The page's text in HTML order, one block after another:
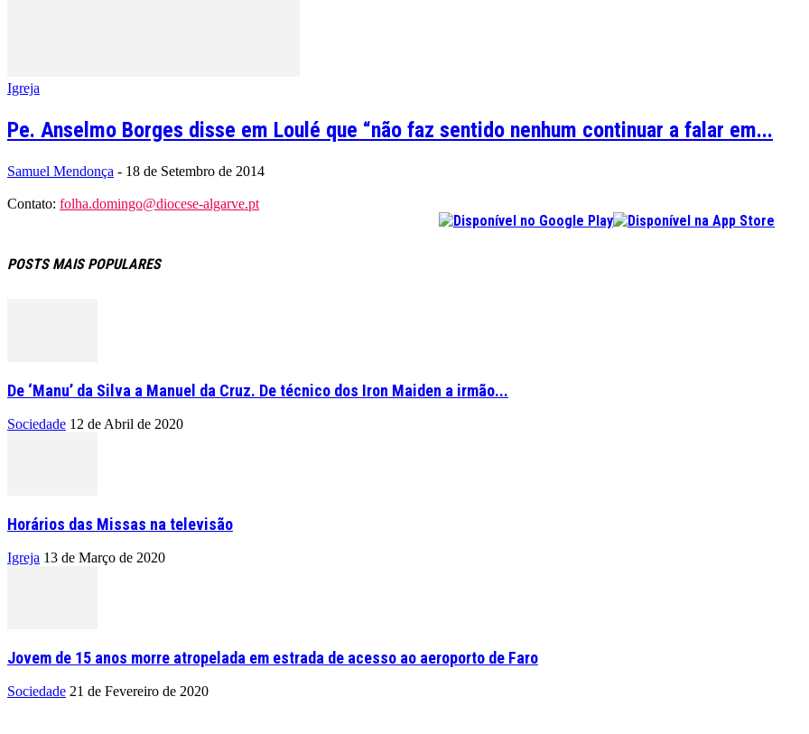
Igreja
Pe. Anselmo Borges disse em Loulé que “não faz sentido nenhum continuar a falar em...
Samuel Mendonça - 18 de Setembro de 2014
Contato: folha.domingo@diocese-algarve.pt
POSTS MAIS POPULARES
De ‘Manu’ da Silva a Manuel da Cruz. De técnico dos Iron Maiden a irmão...
Sociedade 12 de Abril de 2020
Horários das Missas na televisão
Igreja 13 de Março de 2020
Jovem de 15 anos morre atropelada em estrada de acesso ao aeroporto de Faro
Sociedade 21 de Fevereiro de 2020